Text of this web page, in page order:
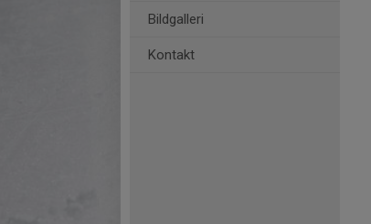
Bildgalleri
Kontakt